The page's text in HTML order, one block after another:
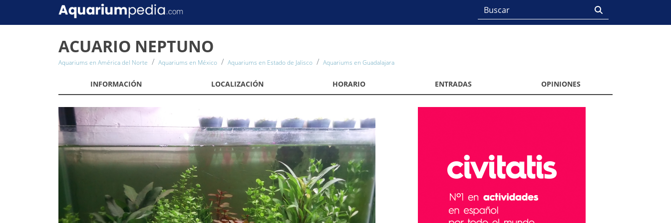
ACUARIO NEPTUNO
Aquariums en América del Norte Aquariums en México Aquariums en Estado de Jalisco Aquariums en Guadalajara
INFORMACIÓN LOCALIZACIÓN HORARIO ENTRADAS OPINIONES